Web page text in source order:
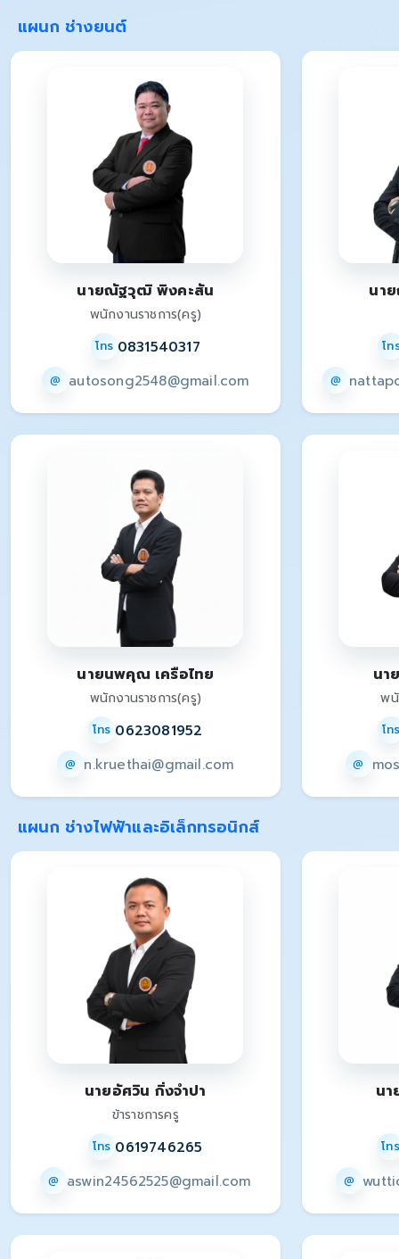
แผนก ช่างยนต์
นายณัฐวุฒิ พิงคะสัน
พนักงานราชการ(ครู)
โทร 0831540317
@ autosong2548@gmail.com
นา
โท
@
นายนพคุณ เครือไทย
พนักงานราชการ(ครู)
โทร 0623081952
@ n.kruethai@gmail.com
นา
พนั
โท
@
แผนก ช่างไฟฟ้าและอิเล็กทรอนิกส์
นายอัศวิน กิ่งจำปา
ข้าราชการครู
โทร 0619746265
@ aswin24562525@gmail.com
น
โทร
@